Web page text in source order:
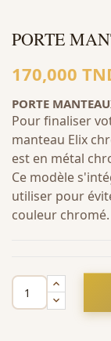
PORTE
170,000
PORTE
Pour finaliser
manteau Elix
est en métal
Ce modèle
utiliser pour
couleur chromé.